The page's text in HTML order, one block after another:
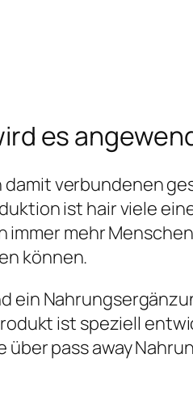
es
verbundenen
ist hair viele
mehr
können.
ein
ist speziell
pass away